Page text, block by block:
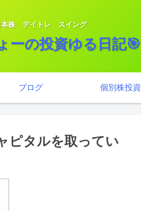
株 デイトレ スイング
ーの投資ゆる日記🎯
ブログ 個別株投資
ピタルを取ってい